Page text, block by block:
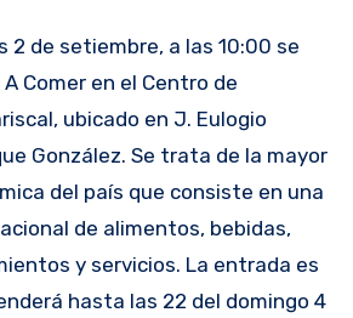
Comer en el Centro de
ubicado en J. Eulogio
González. Se trata de la mayor
del país que consiste en una
de alimentos, bebidas,
y servicios. La entrada es
hasta las 22 del domingo 4